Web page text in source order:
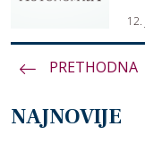
12.
PRETHODNA
NAJNOVIJE